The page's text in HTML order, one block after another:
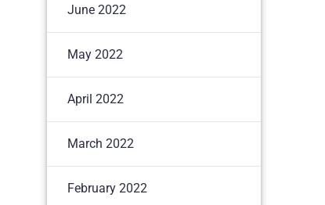
June 2022
May 2022
April 2022
March 2022
February 2022